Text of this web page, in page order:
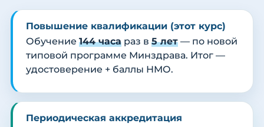
Повышение квалификации (этот курс)
Обучение 144 часа раз в 5 лет — по новой
типовой программе Минздрава. Итог —
удостоверение + баллы НМО.
Периодическая аккредитация